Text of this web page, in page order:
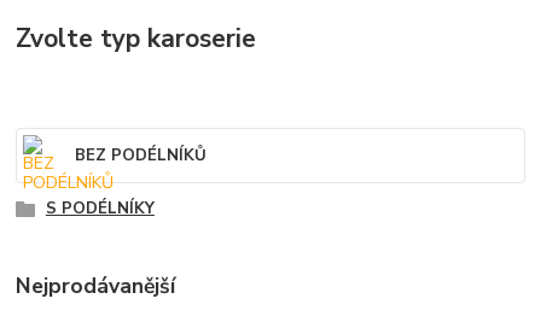
Zvolte typ karoserie
BEZ PODÉLNÍKŮ
S PODÉLNÍKY
Nejprodávanější